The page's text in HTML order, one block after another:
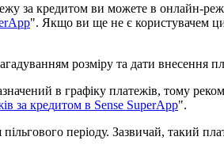
ежу за кредитом ви можете в онлайн-реж
". Якщо ви ще не є користувачем ц
агадуванням розміру та дати внесення пл
значений в графіку платежів, тому реком
ів за кредитом в Sense SuperApp".
пільгового періоду. Зазвичай, такий пла